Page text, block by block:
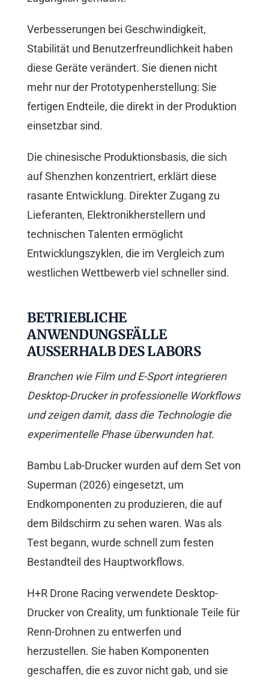
Verbesserungen bei Geschwindigkeit,
Stabilität und Benutzerfreundlichkeit haben
diese Geräte verändert. Sie dienen nicht
mehr nur der Prototypenherstellung: Sie
fertigen Endteile, die direkt in der Produktion
einsetzbar sind.
Die chinesische Produktionsbasis, die sich
auf Shenzhen konzentriert, erklärt diese
rasante Entwicklung. Direkter Zugang zu
Lieferanten, Elektronikherstellern und
technischen Talenten ermöglicht
Entwicklungszyklen, die im Vergleich zum
westlichen Wettbewerb viel schneller sind.
BETRIEBLICHE
ANWENDUNGSFÄLLE
AUSSERHALB DES LABORS
Branchen wie Film und E-Sport integrieren
Desktop-Drucker in professionelle Workflows
und zeigen damit, dass die Technologie die
experimentelle Phase überwunden hat.
Bambu Lab-Drucker wurden auf dem Set von
Superman (2026) eingesetzt, um
Endkomponenten zu produzieren, die auf
dem Bildschirm zu sehen waren. Was als
Test begann, wurde schnell zum festen
Bestandteil des Hauptworkflows.
H+R Drone Racing verwendete Desktop-
Drucker von Creality, um funktionale Teile für
Renn-Drohnen zu entwerfen und
herzustellen. Sie haben Komponenten
geschaffen, die es zuvor nicht gab, und sie